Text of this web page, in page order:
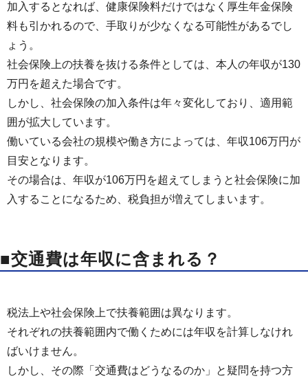
加入するとなれば、健康保険料だけではなく厚生年金保険
料も引かれるので、手取りが少なくなる可能性があるでし
ょう。
社会保険上の扶養を抜ける条件としては、本人の年収が130
万円を超えた場合です。
しかし、社会保険の加入条件は年々変化しており、適用範
囲が拡大しています。
働いている会社の規模や働き方によっては、年収106万円が
目安となります。
その場合は、年収が106万円を超えてしまうと社会保険に加
入することになるため、税負担が増えてしまいます。
■交通費は年収に含まれる？
税法上や社会保険上で扶養範囲は異なります。
それぞれの扶養範囲内で働くためには年収を計算しなけれ
ばいけません。
しかし、その際「交通費はどうなるのか」と疑問を持つ方